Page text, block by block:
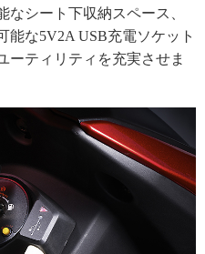
シート下収納スペース、
能な5V2A USB充電ソケット
ーティリティを充実させま